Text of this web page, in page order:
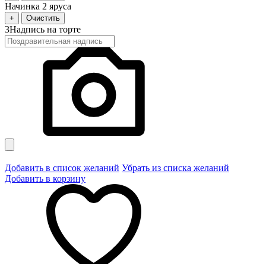
Начинка 2 яруса
+ Очистить
3Надпись на торте
Добавить в список желаний Убрать из списка желаний
Добавить в корзину